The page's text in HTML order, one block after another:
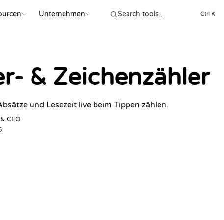
Unternehmen Ctrl K
& Zeichenzähler
und Lesezeit live beim Tippen zählen.
CEO